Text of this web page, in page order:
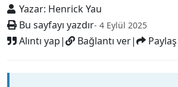
Yazar: Henrick Yau
Bu sayfayı yazdır- 4 Eylül 2025
Alıntı yap| Bağlantı ver| Paylaş